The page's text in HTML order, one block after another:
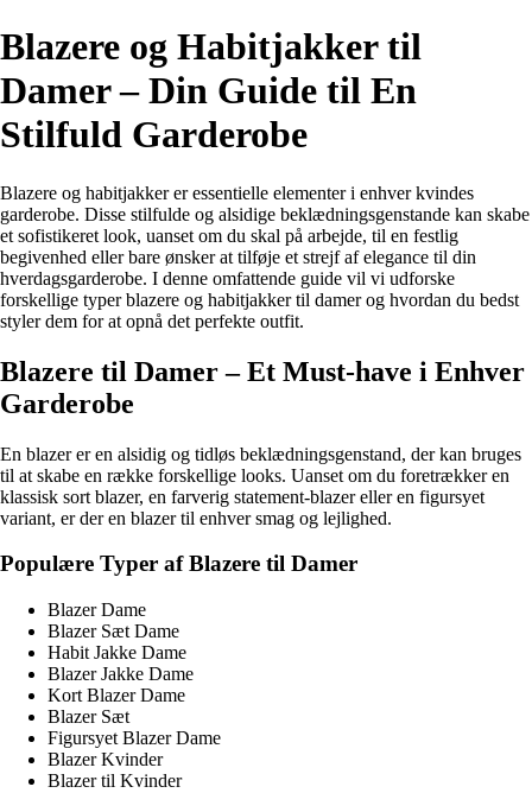
Blazere og Habitjakker til
Damer – Din Guide til En
Stilfuld Garderobe
Blazere og habitjakker er essentielle elementer i enhver kvindes
garderobe. Disse stilfulde og alsidige beklædningsgenstande kan skabe
et sofistikeret look, uanset om du skal på arbejde, til en festlig
begivenhed eller bare ønsker at tilføje et strejf af elegance til din
hverdagsgarderobe. I denne omfattende guide vil vi udforske
forskellige typer blazere og habitjakker til damer og hvordan du bedst
styler dem for at opnå det perfekte outfit.
Blazere til Damer – Et Must-have i Enhver
Garderobe
En blazer er en alsidig og tidløs beklædningsgenstand, der kan bruges
til at skabe en række forskellige looks. Uanset om du foretrækker en
klassisk sort blazer, en farverig statement-blazer eller en figursyet
variant, er der en blazer til enhver smag og lejlighed.
Populære Typer af Blazere til Damer
Blazer Dame
Blazer Sæt Dame
Habit Jakke Dame
Blazer Jakke Dame
Kort Blazer Dame
Blazer Sæt
Figursyet Blazer Dame
Blazer Kvinder
Blazer til Kvinder